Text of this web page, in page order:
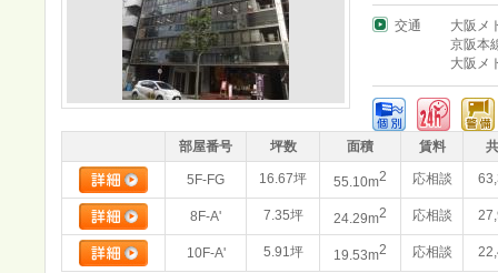
交通
大阪メ
京阪本
大阪メ
部屋番号 坪数 面積 賃料
5F-FG 16.67坪 55.10m2 応相談
8F-A' 7.35坪 24.29m2 応相談
10F-A' 5.91坪 19.53m2 応相談